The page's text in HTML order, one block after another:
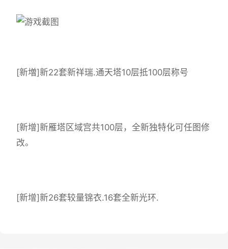
[新増]新22套新祥瑞.通天塔10层抵100层称号
[新增]新雁塔区域宫共100层，全新独特化可任图修
改。
[新增]新26套较量锦衣.16套全新光环.